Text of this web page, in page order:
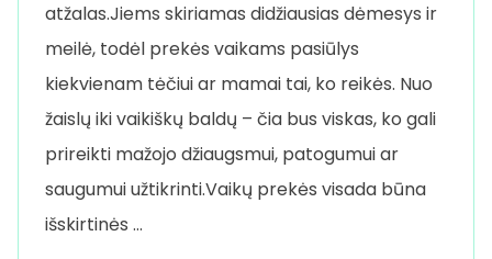
atžalas.Jiems skiriamas didžiausias dėmesys ir
meilė, todėl prekės vaikams pasiūlys
kiekvienam tėčiui ar mamai tai, ko reikės. Nuo
žaislų iki vaikiškų baldų – čia bus viskas, ko gali
prireikti mažojo džiaugsmui, patogumui ar
saugumui užtikrinti.Vaikų prekės visada būna
išskirtinės …